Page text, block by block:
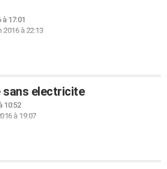
à 17:01
2016 à 22:13
sans electricite
10:52
à 19:07